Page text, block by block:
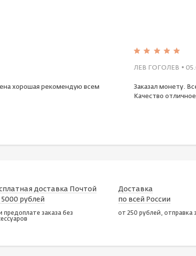
хорошая рекомендую всем
ЛЕВ ГОГОЛЕВ •
Заказал монету.
Качество
доставка Почтой
рублей
предоплате заказа без
Доставка
по всей России
от 250 рублей, отправка